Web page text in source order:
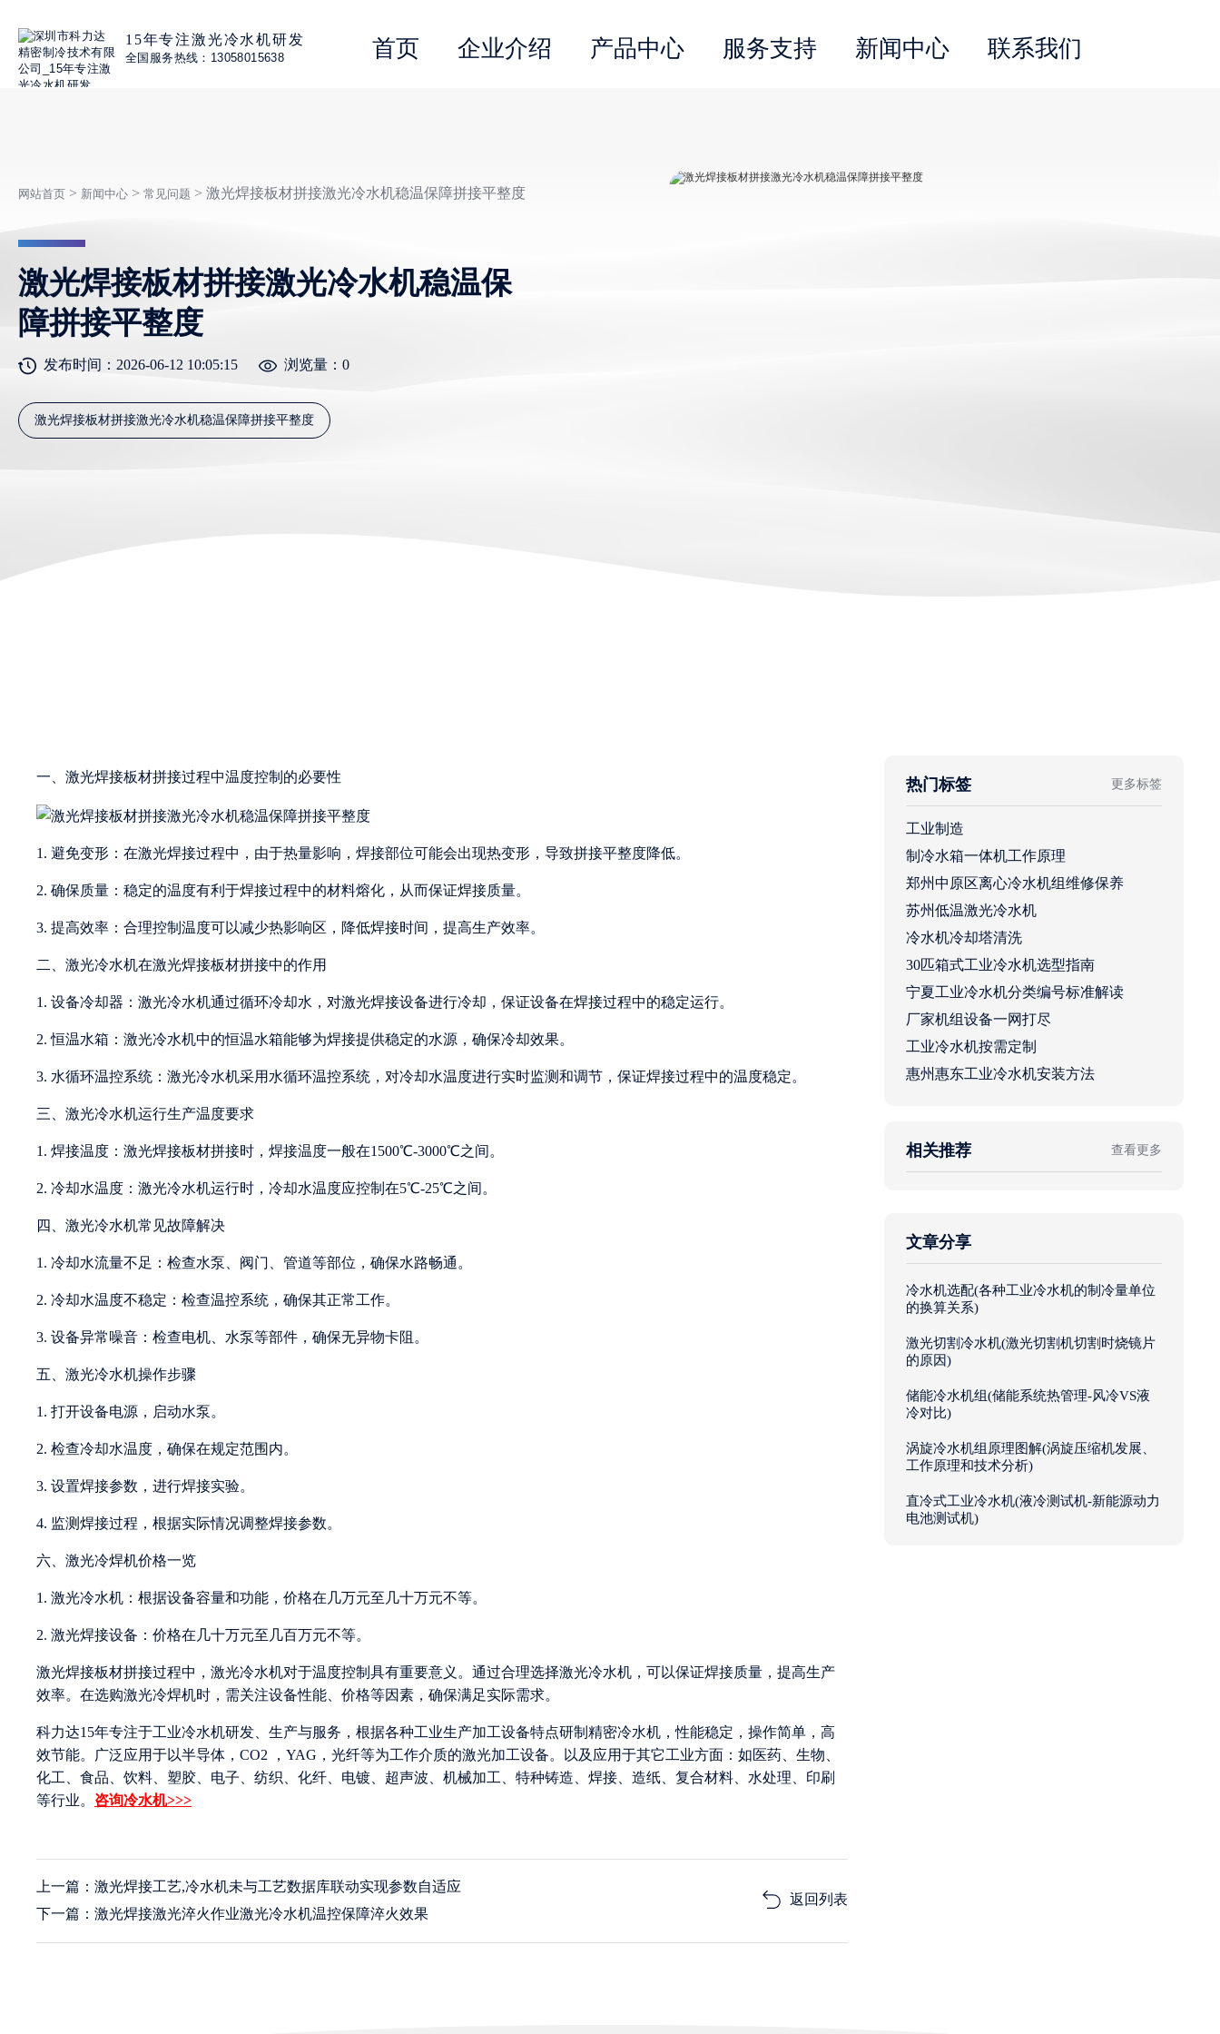
15年专注激光冷水机研发
全国服务热线：13058015638 首页 企业介绍 产品中心 服务支持 新闻中心 联系我们
网站首页 > 新闻中心 > 常见问题 > 激光焊接板材拼接激光冷水机稳温保障拼接平整度
激光焊接板材拼接激光冷水机稳温保
障拼接平整度
发布时间：2026-06-12 10:05:15 浏览量： 0
激光焊接板材拼接激光冷水机稳温保障拼接平整度
一、激光焊接板材拼接过程中温度控制的必要性
1. 避免变形：在激光焊接过程中，由于热量影响，焊接部位可能会出现热变形，导致拼接平整度降低。
2. 确保质量：稳定的温度有利于焊接过程中的材料熔化，从而保证焊接质量。
3. 提高效率：合理控制温度可以减少热影响区，降低焊接时间，提高生产效率。
二、激光冷水机在激光焊接板材拼接中的作用
1. 设备冷却器：激光冷水机通过循环冷却水，对激光焊接设备进行冷却，保证设备在焊接过程中的稳定运行。
2. 恒温水箱：激光冷水机中的恒温水箱能够为焊接提供稳定的水源，确保冷却效果。
3. 水循环温控系统：激光冷水机采用水循环温控系统，对冷却水温度进行实时监测和调节，保证焊接过程中的温度稳定。
三、激光冷水机运行生产温度要求
1. 焊接温度：激光焊接板材拼接时，焊接温度一般在1500℃-3000℃之间。
2. 冷却水温度：激光冷水机运行时，冷却水温度应控制在5℃-25℃之间。
四、激光冷水机常见故障解决
1. 冷却水流量不足：检查水泵、阀门、管道等部位，确保水路畅通。
2. 冷却水温度不稳定：检查温控系统，确保其正常工作。
3. 设备异常噪音：检查电机、水泵等部件，确保无异物卡阻。
五、激光冷水机操作步骤
1. 打开设备电源，启动水泵。
2. 检查冷却水温度，确保在规定范围内。
3. 设置焊接参数，进行焊接实验。
4. 监测焊接过程，根据实际情况调整焊接参数。
六、激光冷焊机价格一览
1. 激光冷水机：根据设备容量和功能，价格在几万元至几十万元不等。
2. 激光焊接设备：价格在几十万元至几百万元不等。
激光焊接板材拼接过程中，激光冷水机对于温度控制具有重要意义。通过合理选择激光冷水机，可以保证焊接质量，提高生产
效率。在选购激光冷焊机时，需关注设备性能、价格等因素，确保满足实际需求。
科力达15年专注于工业冷水机研发、生产与服务，根据各种工业生产加工设备特点研制精密冷水机，性能稳定，操作简单，高
效节能。广泛应用于以半导体，CO2 ，YAG，光纤等为工作介质的激光加工设备。以及应用于其它工业方面：如医药、生物、
化工、食品、饮料、塑胶、电子、纺织、化纤、电镀、超声波、机械加工、特种铸造、焊接、造纸、复合材料、水处理、印刷
等行业。 咨询冷水机>>>
上一篇：激光焊接工艺,冷水机未与工艺数据库联动实现参数自适应
下一篇：激光焊接激光淬火作业激光冷水机温控保障淬火效果
返回列表
热门标签 更多标签
工业制造
制冷水箱一体机工作原理
郑州中原区离心冷水机组维修保养
苏州低温激光冷水机
冷水机冷却塔清洗
30匹箱式工业冷水机选型指南
宁夏工业冷水机分类编号标准解读
厂家机组设备一网打尽
工业冷水机按需定制
惠州惠东工业冷水机安装方法
相关推荐 查看更多
文章分享
冷水机选配(各种工业冷水机的制冷量单位
的换算关系)
激光切割冷水机(激光切割机切割时烧镜片
的原因)
储能冷水机组(储能系统热管理-风冷VS液
冷对比)
涡旋冷水机组原理图解(涡旋压缩机发展、
工作原理和技术分析)
直冷式工业冷水机(液冷测试机-新能源动力
电池测试机)